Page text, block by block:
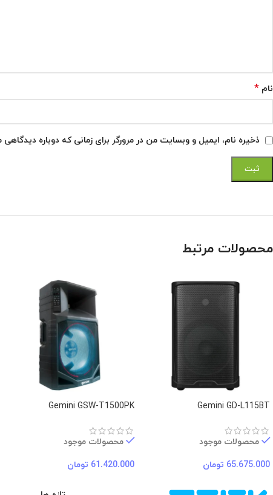
نام *
ذخیره نام، ایمیل و وبسایت من در مرورگر برای زمانی که دوباره
محصولات مرتبط
Gemini GD-L115BT
محصولات موجود
65.675.000 تومان
Gemini GSW-T1500PK
محصولات موجود
61.420.000 تومان